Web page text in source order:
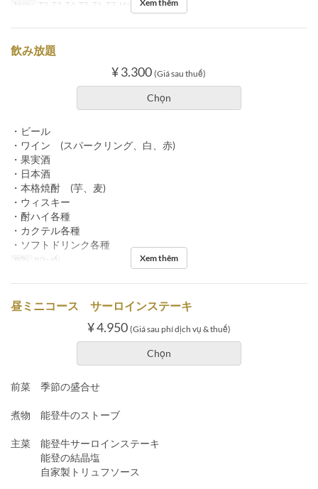
Ngày T2, T3, T4, T5, T6, T7, Hol Bữa Bữa tối
Xem thêm
飲み放題
¥ 3.300 (Giá sau thuế)
Chọn
・ビール
・ワイン (スパークリング、白、赤)
・果実酒
・日本酒
・本格焼酎 (芋、麦)
・ウィスキー
・酎ハイ各種
・カクテル各種
・ソフトドリンク各種
Bữa Bữa tối Xem thêm
昼ミニコース サーロインステーキ
¥ 4.950 (Giá sau phí dịch vụ & thuế)
Chọn
前菜 季節の盛合せ
煮物 能登牛のストーブ
主菜 能登牛サーロインステーキ
能登の結晶塩
自家製トリュフソース